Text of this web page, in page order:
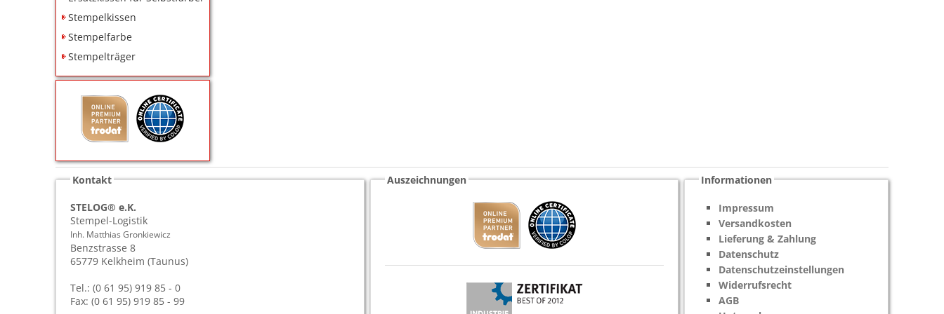
Stempelkissen
Stempelfarbe
Stempelträger
Kontakt
STELOG® e.K.
Stempel-Logistik
Inh. Matthias Gronkiewicz
Benzstrasse 8
65779 Kelkheim (Taunus)
Tel.: (0 61 95) 919 85 - 0
Fax: (0 61 95) 919 85 - 99
Auszeichnungen Informationen
Impressum
Versandkosten
Lieferung & Zahlung
Datenschutz
Datenschutzeinstellungen
Widerrufsrecht
AGB